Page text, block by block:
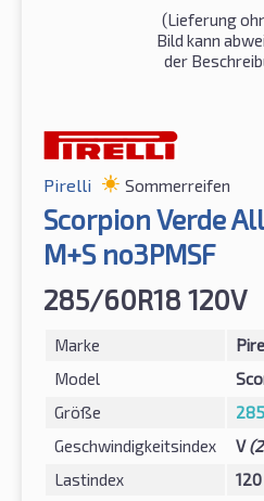
(Lieferung
Bild kann
der
Pirelli Sommerreifen
Scorpion Verde
M+S no3PMSF
285/60R18 120V
Marke
Model
Größe
Geschwindigkeitsindex
V
Lastindex
120